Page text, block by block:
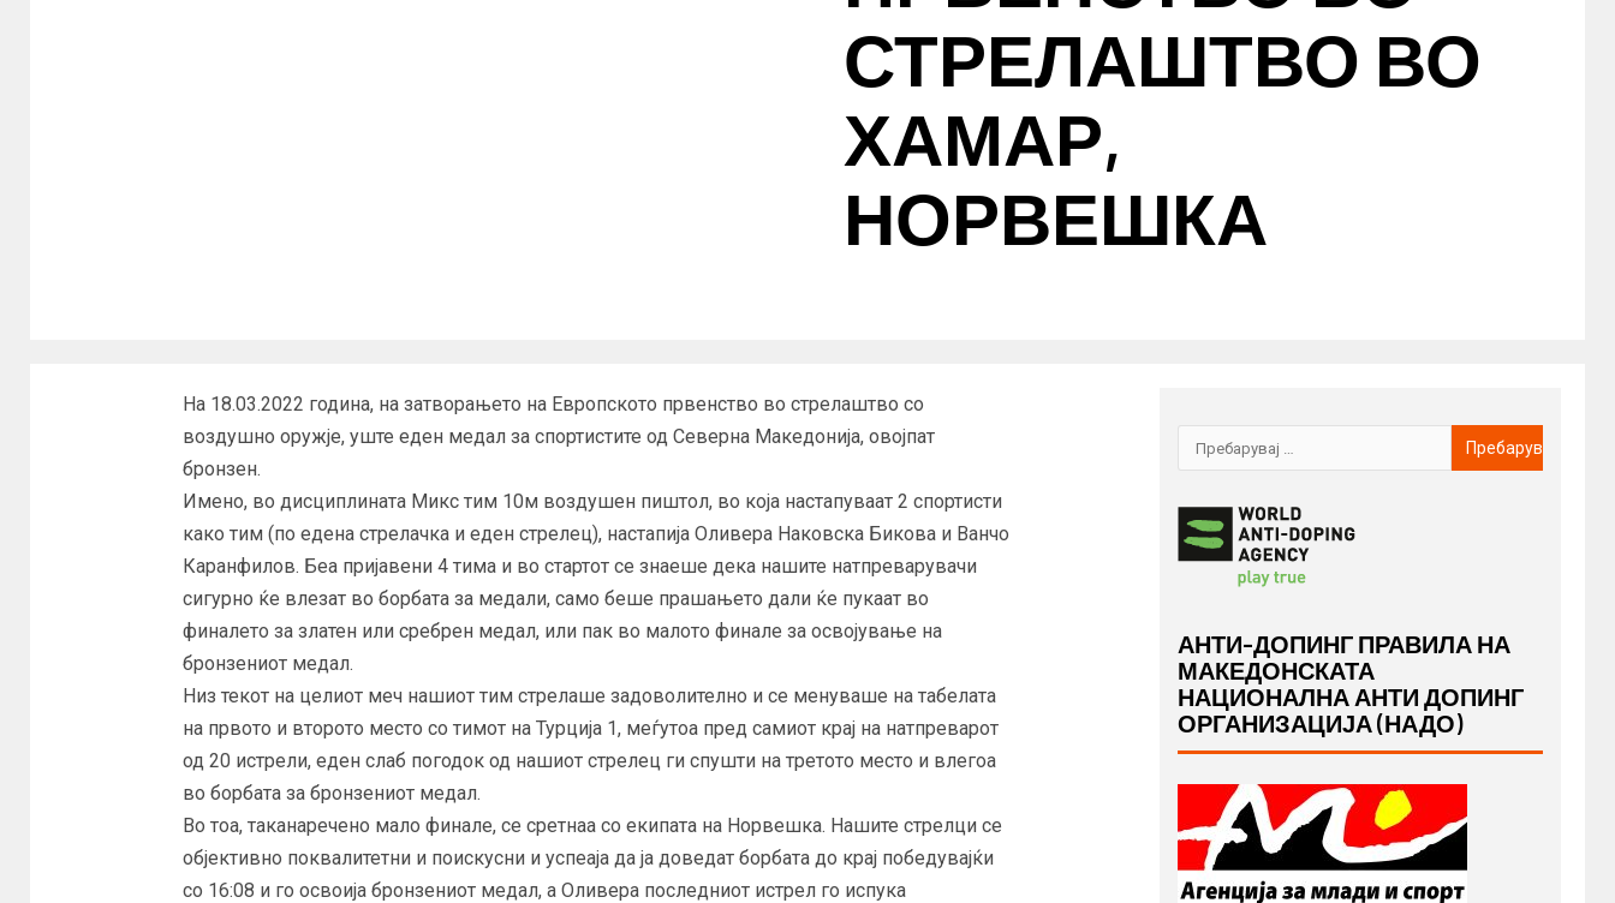
СТРЕЛАШТВО ВО
ХАМАР,
НОРВЕШКА
На 18.03.2022 година, на затворањето на Европското првенство во стрелаштво со
воздушно оружје, уште еден медал за спортистите од Северна Македонија, овојпат
бронзен.
Имено, во дисциплината Микс тим 10м воздушен пиштол, во која настапуваат 2 спортисти
како тим (по едена стрелачка и еден стрелец), настапија Оливера Наковска Бикова и Ванчо
Каранфилов. Беа пријавени 4 тима и во стартот се знаеше дека нашите натпреварувачи
сигурно ќе влезат во борбата за медали, само беше прашањето дали ќе пукаат во
финалето за златен или сребрен медал, или пак во малото финале за освојување на
бронзениот медал.
Низ текот на целиот меч нашиот тим стрелаше задоволително и се менуваше на табелата
на првото и второто место со тимот на Турција 1, меѓутоа пред самиот крај на натпреварот
од 20 истрели, еден слаб погодок од нашиот стрелец ги спушти на третото место и влегоа
во борбата за бронзениот медал.
Во тоа, таканаречено мало финале, се сретнаа со екипата на Норвешка. Нашите стрелци се
објективно поквалитетни и поискусни и успеаја да ја доведат борбата до крај победувајќи
со 16:08 и го освоија бронзениот медал, а Оливера последниот истрел го испука
АНТИ-ДОПИНГ ПРАВИЛА НА
МАКЕДОНСКАТА
НАЦИОНАЛНА АНТИ ДОПИНГ
ОРГАНИЗАЦИЈА (НАДО)